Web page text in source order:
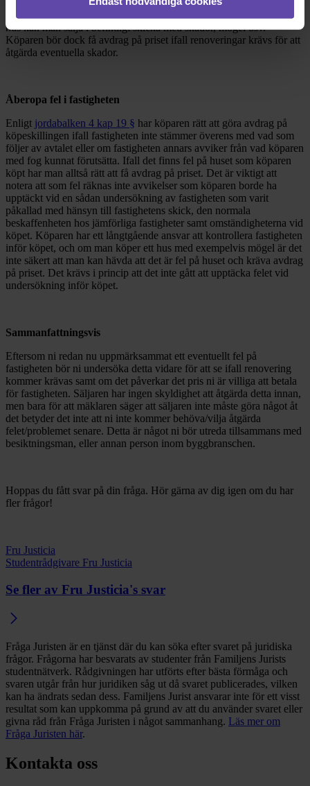
frågan. Så vad gäller det mäklaren svarade om att det inte behöver
åtgärda det är svaret att det stämmer att säljaren inte måste det, ett
hus kan man sälja i befintligt skicka med skador, mögel osv.
Köparen bör dock få avdrag på priset ifall renoveringar krävs för att
åtgärda eventuella skador.
Åberopa fel i fastigheten
Enligt jordabalken 4 kap 19 § har köparen rätt att göra avdrag på
köpeskillingen ifall fastigheten inte stämmer överens med vad som
följer av avtalet eller om fastigheten annars avviker från vad köparen
med fog kunnat förutsätta. Ifall det finns fel på huset som köparen
köpt har man alltså rätt att få avdrag på priset. Det är viktigt att
notera att som fel räknas inte avvikelser som köparen borde ha
upptäckt vid en sådan undersökning av fastigheten som varit
påkallad med hänsyn till fastighetens skick, den normala
beskaffenheten hos jämförliga fastigheter samt omständigheterna vid
köpet. Köparen har ett långtgående ansvar att kontrollera fastigheten
inför köpet, och om man köper ett hus med exempelvis mögel är det
inte säkert att man kan hävda att det är fel på huset och kräva avdrag
på priset. Det krävs i princip att det inte gått att upptäcka felet vid
undersökning inför köpet.
Sammanfattningsvis
Eftersom ni redan nu uppmärksammat ett eventuellt fel på
fastigheten bör ni undersöka detta vidare för att se ifall renovering
kommer krävas samt om det påverkar det pris ni är villiga att betala
för fastigheten. Säljaren har ingen skyldighet att åtgärda detta innan,
men bara för att mäklaren säger att säljaren inte måste göra något åt
det betyder det inte att ni inte kommer behöva/vilja åtgärda
felet/problemet senare. Detta är något ni bör utreda tillsammans med
besiktningsman, eller annan person inom byggbranschen.
Hoppas du fått svar på din fråga. Hör gärna av dig igen om du har
fler frågor!
Fru Justicia
Studentrådgivare Fru Justicia
Se fler av Fru Justicia's svar
Fråga Juristen är en tjänst där du kan söka efter svaret på juridiska
frågor. Frågorna har besvarats av studenter från Familjens Jurists
studentnätverk. Rådgivningen har utförts efter bästa förmåga och
svaren utgår från hur juridiken såg ut då svaret publicerades, vilken
kan ha ändrats sedan dess. Familjens Jurist ansvarar inte för ett visst
resultat som kan uppkomma på grund av att du använder svaret eller
givna råd från Fråga Juristen i något sammanhang. Läs mer om
Fråga Juristen här.
Kontakta oss